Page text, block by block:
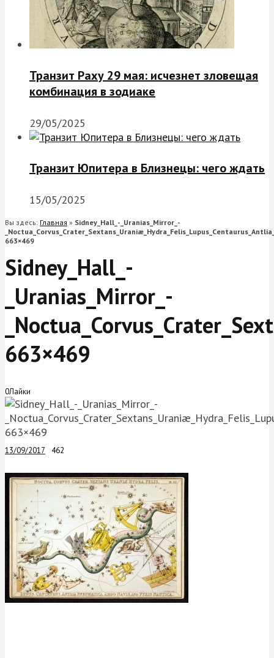
Транзит Раху 29 мая: исчезнет зловещая
комбинация в зодиаке
29/05/2025
Транзит Юпитера в Близнецы: чего ждать
15/05/2025
Вы здесь: Главная » Sidney_Hall_-_Uranias_Mirror_-
663×469
Sidney_Hall_-
_Uranias_Mirror_-
663×469
0Лайки
13/09/2017 462